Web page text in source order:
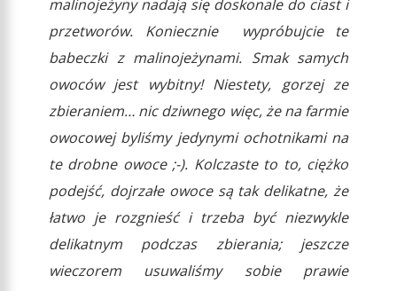
malinojeżyny nadają się doskonale do ciast i
przetworów. Koniecznie wypróbujcie te
babeczki z malinojeżynami. Smak samych
owoców jest wybitny! Niestety, gorzej ze
zbieraniem… nic dziwnego więc, że na farmie
owocowej byliśmy jedynymi ochotnikami na
te drobne owoce ;-). Kolczaste to to, ciężko
podejść, dojrzałe owoce są tak delikatne, że
łatwo je rozgnieść i trzeba być niezwykle
delikatnym podczas zbierania; jeszcze
wieczorem usuwaliśmy sobie prawie